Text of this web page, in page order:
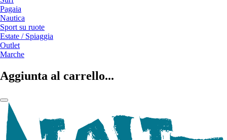
Pagaia
Nautica
Sport su ruote
Estate / Spiaggia
Outlet
Marche
Aggiunta al carrello...